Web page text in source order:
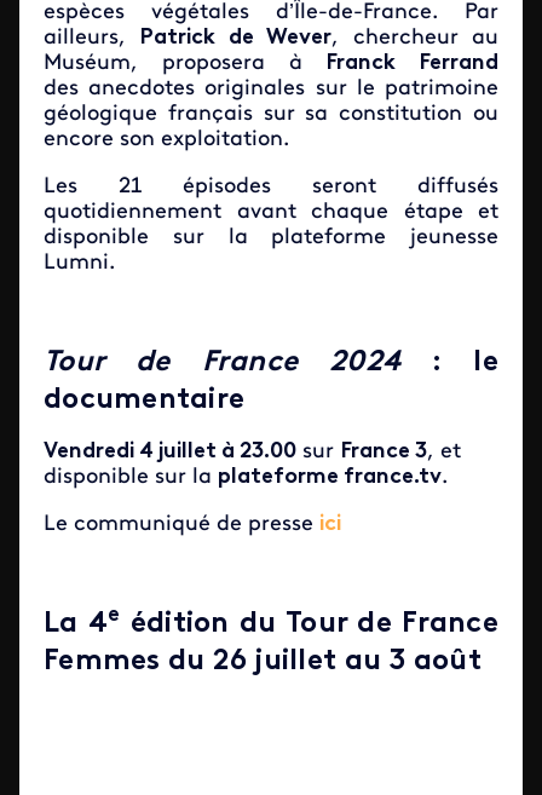
espèces végétales d’Île-de-France. Par
ailleurs, Patrick de Wever, chercheur au
Muséum, proposera à Franck Ferrand
des anecdotes originales sur le patrimoine
géologique français sur sa constitution ou
encore son exploitation.
Les 21 épisodes seront diffusés
quotidiennement avant chaque étape et
disponible sur la plateforme jeunesse
Lumni.
Tour de France 2024: le
documentaire
Vendredi 4 juillet à 23.00 sur France 3, et
disponible sur la plateforme france.tv.
Le communiqué de presse ici
La 4e édition du Tour de France
Femmes du 26 juillet au 3 août